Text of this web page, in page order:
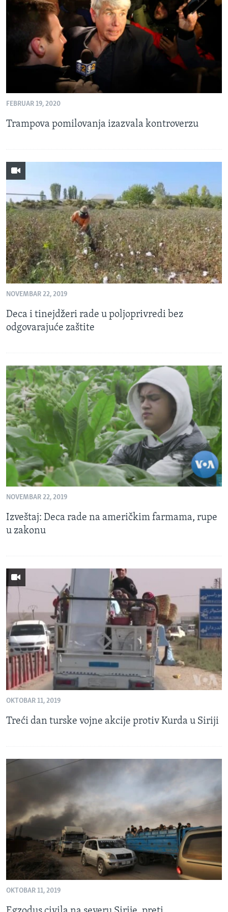
SPORT
INTERVJU
FEBRUAR 19, 2020
Trampova pomilovanja izazvala kontroverzu
NOVEMBAR 22, 2019
Deca i tinejdžeri rade u poljoprivredi bez
odgovarajuće zaštite
NOVEMBAR 22, 2019
Izveštaj: Deca rade na američkim farmama, rupe
u zakonu
OKTOBAR 11, 2019
Treći dan turske vojne akcije protiv Kurda u Siriji
OKTOBAR 11, 2019